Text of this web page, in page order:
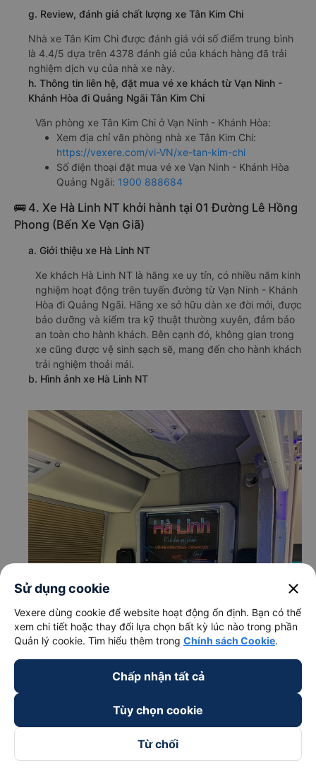
g. Review, đánh giá chất lượng xe Tân Kim Chi
Nhà xe Tân Kim Chi được đánh giá với số điểm trung bình
là 4.4/5 dựa trên 4378 đánh giá của khách hàng đã trải
nghiệm dịch vụ của nhà xe này.
h. Thông tin liên hệ, đặt mua vé xe khách từ Vạn Ninh -
Khánh Hòa đi Quảng Ngãi Tân Kim Chi
Văn phòng xe Tân Kim Chi ở Vạn Ninh - Khánh Hòa:
Xem địa chỉ văn phòng nhà xe Tân Kim Chi:
https://vexere.com/vi-VN/xe-tan-kim-chi
Số điện thoại đặt mua vé xe Vạn Ninh - Khánh Hòa
Quảng Ngãi: 1900 888684
🚌 4. Xe Hà Linh NT khởi hành tại 01 Đường Lê Hồng
Phong (Bến Xe Vạn Giã)
a. Giới thiệu xe Hà Linh NT
Xe khách Hà Linh NT là hãng xe uy tín, có nhiều năm kinh
nghiệm hoạt động trên tuyến đường từ Vạn Ninh - Khánh
Hòa đi Quảng Ngãi. Hãng xe sở hữu dàn xe đời mới, được
bảo dưỡng và kiểm tra kỹ thuật thường xuyên, đảm bảo
an toàn cho hành khách. Bên cạnh đó, không gian trong
xe cũng được vệ sinh sạch sẽ, mang đến cho hành khách
trải nghiệm thoải mái.
b. Hình ảnh xe Hà Linh NT
Sử dụng cookie close
Vexere dùng cookie để website hoạt động ổn định. Bạn có thể
xem chi tiết hoặc thay đổi lựa chọn bất kỳ lúc nào trong phần
Quản lý cookie. Tìm hiểu thêm trong Chính sách Cookie.
Chấp nhận tất cả
Tùy chọn cookie
Từ chối